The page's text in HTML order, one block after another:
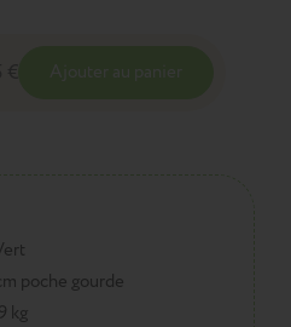
poche gourde
kg